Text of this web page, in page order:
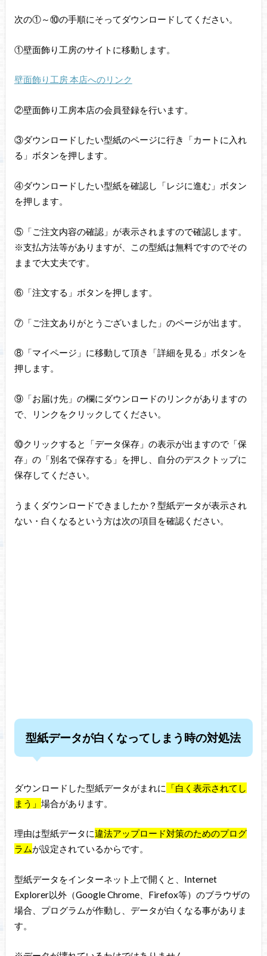
次の①～⑩の手順にそってダウンロードしてください。
①壁面飾り工房のサイトに移動します。
壁面飾り工房 本店へのリンク
②壁面飾り工房本店の会員登録を行います。
③ダウンロードしたい型紙のページに行き「カートに入れ
る」ボタンを押します。
④ダウンロードしたい型紙を確認し「レジに進む」ボタン
を押します。
⑤「ご注文内容の確認」が表示されますので確認します。
※支払方法等がありますが、この型紙は無料ですのでその
ままで大丈夫です。
⑥「注文する」ボタンを押します。
⑦「ご注文ありがとうございました」のページが出ます。
⑧「マイページ」に移動して頂き「詳細を見る」ボタンを
押します。
⑨「お届け先」の欄にダウンロードのリンクがありますの
で、リンクをクリックしてください。
⑩クリックすると「データ保存」の表示が出ますので「保
存」の「別名で保存する」を押し、自分のデスクトップに
保存してください。
うまくダウンロードできましたか？型紙データが表示され
ない・白くなるという方は次の項目を確認ください。
型紙データが白くなってしまう時の対処法
ダウンロードした型紙データがまれに 「白く表示されてし
まう」 場合があります。
理由は型紙データに違法アップロード対策のためのプログ
ラムが設定されているからです。
型紙データをインターネット上で開くと、Internet
Explorer以外（Google Chrome、Firefox等）のブラウザの
場合、プログラムが作動し、データが白くなる事がありま
す。